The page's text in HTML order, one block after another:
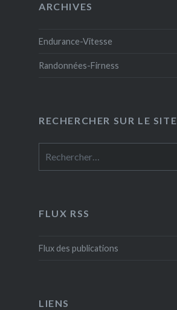
ARCHIVES
Endurance-Vitesse
Randonnées-Firness
RECHERCHER SUR LE SITE
FLUX RSS
Flux des publications
LIENS